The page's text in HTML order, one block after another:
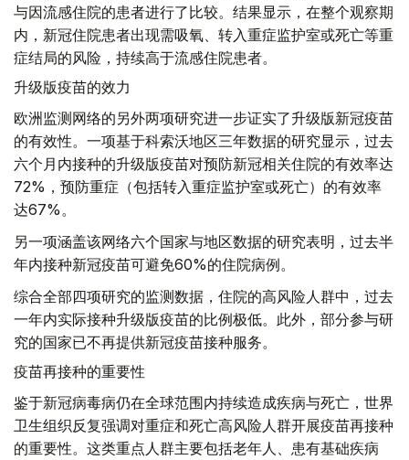
与因流感住院的患者进行了比较。结果显示，在整个观察期
内，新冠住院患者出现需吸氧、转入重症监护室或死亡等重
症结局的风险，持续高于流感住院患者。
升级版疫苗的效力
欧洲监测网络的另外两项研究进一步证实了升级版新冠疫苗
的有效性。一项基于科索沃地区三年数据的研究显示，过去
六个月内接种的升级版疫苗对预防新冠相关住院的有效率达
72%，预防重症（包括转入重症监护室或死亡）的有效率
达67%。
另一项涵盖该网络六个国家与地区数据的研究表明，过去半
年内接种新冠疫苗可避免60%的住院病例。
综合全部四项研究的监测数据，住院的高风险人群中，过去
一年内实际接种升级版疫苗的比例极低。此外，部分参与研
究的国家已不再提供新冠疫苗接种服务。
疫苗再接种的重要性
鉴于新冠病毒病仍在全球范围内持续造成疾病与死亡，世界
卫生组织反复强调对重症和死亡高风险人群开展疫苗再接种
的重要性。这类重点人群主要包括老年人、患有基础疾病